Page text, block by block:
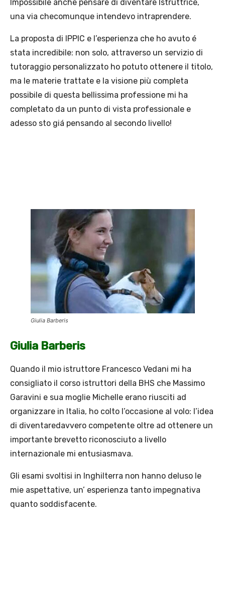
Impossibile anche pensare di diventare Istruttrice,
una via checomunque intendevo intraprendere.
La proposta di IPPIC e l’esperienza che ho avuto é
stata incredibile: non solo, attraverso un servizio di
tutoraggio personalizzato ho potuto ottenere il titolo,
ma le materie trattate e la visione più completa
possibile di questa bellissima professione mi ha
completato da un punto di vista professionale e
adesso sto giá pensando al secondo livello!
Giulia Barberis
Giulia Barberis
Quando il mio istruttore Francesco Vedani mi ha
consigliato il corso istruttori della BHS che Massimo
Garavini e sua moglie Michelle erano riusciti ad
organizzare in Italia, ho colto l’occasione al volo: l’idea
di diventaredavvero competente oltre ad ottenere un
importante brevetto riconosciuto a livello
internazionale mi entusiasmava.
Gli esami svoltisi in Inghilterra non hanno deluso le
mie aspettative, un’ esperienza tanto impegnativa
quanto soddisfacente.